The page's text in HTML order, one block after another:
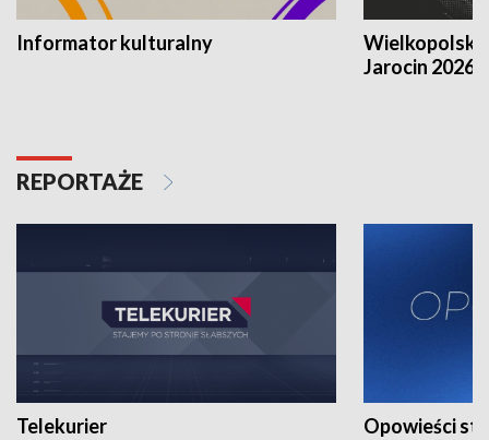
Informator kulturalny
Jarocin 2026
REPORTAŻE
Telekurier Opowieści